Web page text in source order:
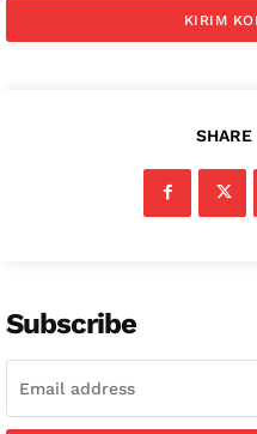
SHARE
Subscribe